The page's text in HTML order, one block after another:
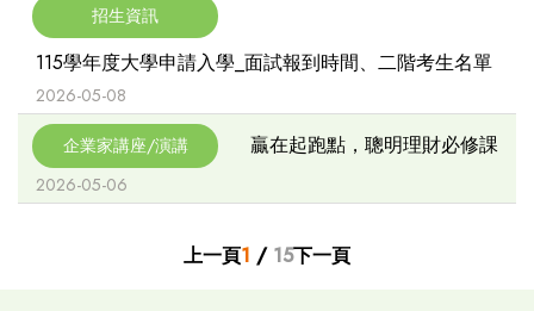
招生資訊
115學年度大學申請入學_面試報到時間、二階考生名單
2026-05-08
企業家講座/演講 贏在起跑點，聰明理財必修課
2026-05-06
上一頁1 / 15下一頁